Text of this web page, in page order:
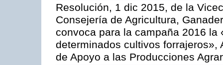
Resolución, 1 dic 2015, de la
Consejería de Agricultura,
convoca para la campaña 2016 la
determinados cultivos forrajeros»,
de Apoyo a las Producciones